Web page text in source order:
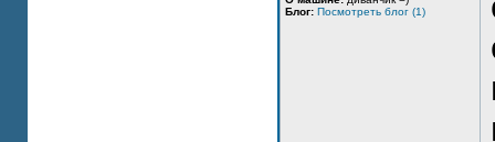
Блог: Посмотреть блог (1)